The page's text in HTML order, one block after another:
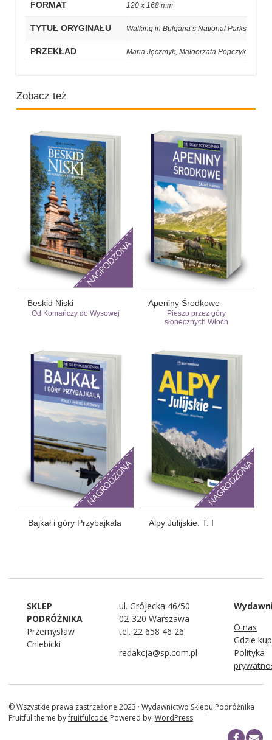
FORMAT 120 x 168 mm
TYTUŁ ORYGINAŁU Walking in Bulgaria’s National Parks
PRZEKŁAD Maria Jęczmyk, Małgorzata Popczyk
Zobacz też
Beskid Niski
Od Komańczy do Wysowej
Apeniny Środkowe
Pieszo przez góry
słonecznych Włoch
Bajkał i góry Przybajkala Alpy Julijskie. T. I
SKLEP
PODRÓŻNIKA
Przemysław
Chlebicki
ul. Grójecka 46/50
02-320 Warszawa
tel. 22 658 46 26
redakcja@sp.com.pl
O nas
Gdzie
Polityka
© Wszystkie prawa zastrzeżone 2023 · Wydawnictwo Sklepu Podróżnika
Fruitful theme byfruitfulcode Powered by: WordPress